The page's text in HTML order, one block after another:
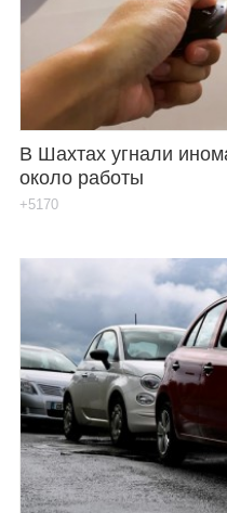
В Шахтах угнали
около работы
+5170